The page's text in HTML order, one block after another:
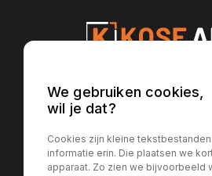
We gebruiken cookies,
wil je dat?
Cookies zijn kleine
informatie erin. Die plaatsen we
apparaat. Zo zien we bijvoorbeeld